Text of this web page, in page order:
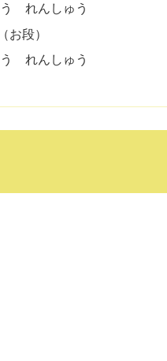
れんしゅう
お段）
れんしゅう